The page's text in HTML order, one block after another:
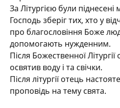
За Літургією були
Господь зберіг тих, хто у
про благословіння Боже
допомогають нужденним.
Після Божественної
освятив воду і та свічки.
Після літургії отець
проповідь на тему свята.